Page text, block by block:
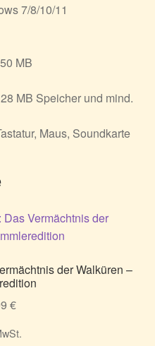
7/8/10/11
MB
MB Speicher und mind.
Maus, Soundkarte
der Walküren –
€